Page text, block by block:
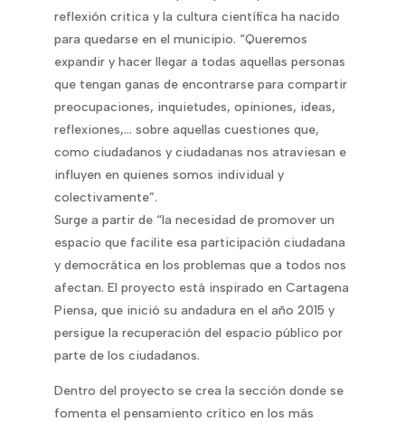
reflexión critica y la cultura científica ha nacido
para quedarse en el municipio. “Queremos
expandir y hacer llegar a todas aquellas personas
que tengan ganas de encontrarse para compartir
preocupaciones, inquietudes, opiniones, ideas,
reflexiones,… sobre aquellas cuestiones que,
como ciudadanos y ciudadanas nos atraviesan e
influyen en quienes somos individual y
colectivamente”.
Surge a partir de “la necesidad de promover un
espacio que facilite esa participación ciudadana
y democrática en los problemas que a todos nos
afectan. El proyecto está inspirado en Cartagena
Piensa, que inició su andadura en el año 2015 y
persigue la recuperación del espacio público por
parte de los ciudadanos.
Dentro del proyecto se crea la sección donde se
fomenta el pensamiento crítico en los más